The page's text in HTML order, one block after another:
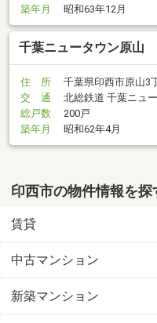
築年月
昭和63年12月
千葉ニュータウン原山
住 所
千葉県印西市原山3
交 通
北総鉄道 千葉ニュ
総戸数
200戸
築年月
昭和62年4月
印西市の物件情報を探
賃貸
中古マンション
新築マンション